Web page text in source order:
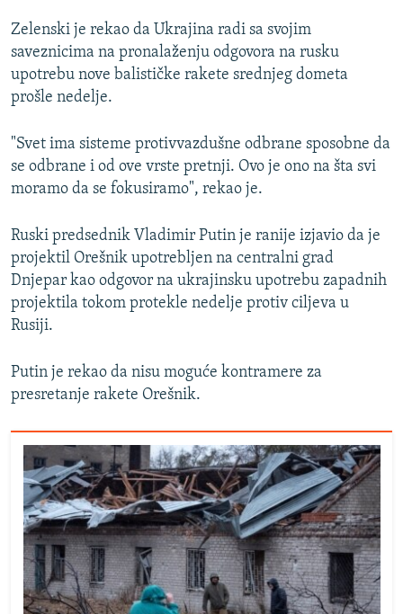
NASTANAK I RASPAD JUGOSLAVIJE
Zelenski je rekao da Ukrajina radi sa svojim
saveznicima na pronalaženju odgovora na rusku
upotrebu nove balističke rakete srednjeg dometa
prošle nedelje.
"Svet ima sisteme protivvazdušne odbrane sposobne da
se odbrane i od ove vrste pretnji. Ovo je ono na šta svi
moramo da se fokusiramo", rekao je.
Ruski predsednik Vladimir Putin je ranije izjavio da je
projektil Orešnik upotrebljen na centralni grad
Dnjepar kao odgovor na ukrajinsku upotrebu zapadnih
projektila tokom protekle nedelje protiv ciljeva u
Rusiji.
Putin je rekao da nisu moguće kontramere za
presretanje rakete Orešnik.